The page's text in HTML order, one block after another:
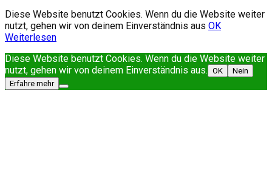
Diese Website benutzt Cookies. Wenn du die Website weiter
nutzt, gehen wir von deinem Einverständnis aus OK
Weiterlesen
Diese Website benutzt Cookies. Wenn du die Website weiter
nutzt, gehen wir von deinem Einverständnis aus. OK
Nein
Erfahre mehr